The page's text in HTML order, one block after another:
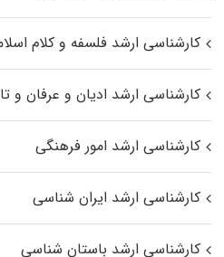
کارشناسی ارشد فلسفه و کلام
کارشناسی ارشد ادیان و عرفان و
کارشناسی ارشد امور فرهنگی
کارشناسی ارشد ایران شناسی
کارشناسی ارشد باستان شناسی